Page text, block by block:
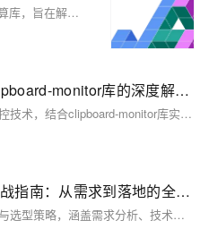
JAX是Google开发的高性能数值计算库，旨在解决NumPy在现代计算需求下的局限性。它不仅兼容NumPy的API，还引入了自动微分、GPU/TPU加速和即时编译（JIT）等关键功能，显著提升了计算效率。JAX适用于机器学习、科学模拟等需要大规模计算和梯度优化的场景，为Python在高性能计算领域开辟了新路径。
Python剪贴板监控实战：clipboard-monitor库的深度解析与扩展应用
本文介绍了基于Python的剪贴板监控技术，结合clipboard-monitor库实现高效、安全的数据追踪。内容涵盖技术选型、核心功能开发、性能优化及实战应用，适用于安全审计、自动化办公等场景，助力提升数据管理效率与安全性。
Python爬虫库性能与选型实战指南：从需求到落地的全链路解析
本文深入解析Python爬虫库的性能与选型策略，涵盖需求分析、技术评估与实战案例，助你构建高效稳定的数据采集系统。